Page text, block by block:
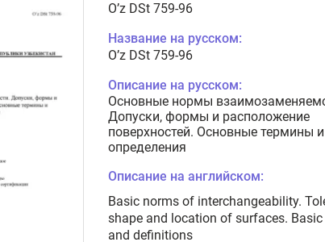
O’z DSt 759-96
Название на русском:
O’z DSt 759-96
Описание на русском:
Основные нормы
Допуски, формы и расположение
поверхностей. Основные термины и
определения
Описание на английском:
Basic norms of interchangeability.
shape and location of surfaces.
and definitions